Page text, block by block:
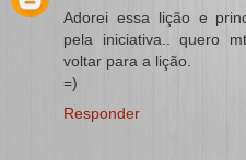
Adorei essa lição e
pela iniciativa.. quero
voltar para a lição.
=)
Responder